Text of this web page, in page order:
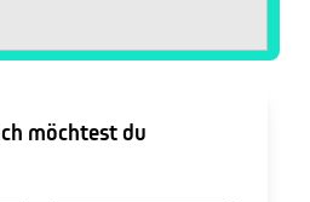
möchtest du